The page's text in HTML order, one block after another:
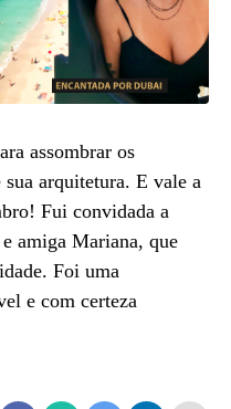
assombrar os
arquitetura. E vale a
Fui convidada a
amiga Mariana, que
Foi uma
e com certeza